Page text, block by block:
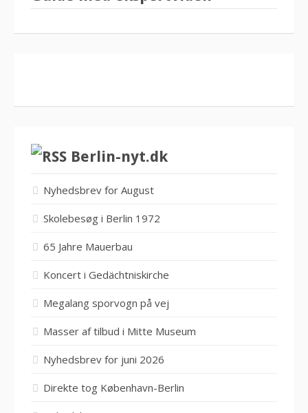
Berlin-nyt.dk
Nyhedsbrev for August
Skolebesøg i Berlin 1972
65 Jahre Mauerbau
Koncert i Gedächtniskirche
Megalang sporvogn på vej
Masser af tilbud i Mitte Museum
Nyhedsbrev for juni 2026
Direkte tog København-Berlin